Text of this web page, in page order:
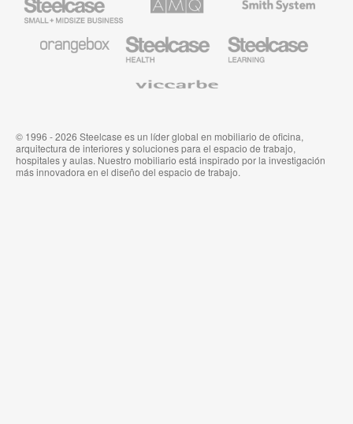
Small
Business
Solutions
para
Industria
de
para
Educación
© 1996 - 2026 Steelcase es un líder global en mobiliario de oficina,
arquitectura de interiores y soluciones para el espacio de trabajo,
hospitales y aulas. Nuestro mobiliario está inspirado por la investigación
más innovadora en el diseño del espacio de trabajo.